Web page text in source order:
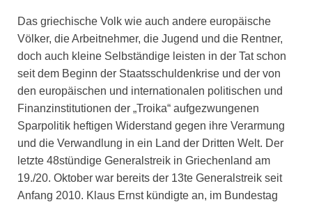
Das griechische Volk wie auch andere europäische
Völker, die Arbeitnehmer, die Jugend und die Rentner,
doch auch kleine Selbständige leisten in der Tat schon
seit dem Beginn der Staatsschuldenkrise und der von
den europäischen und internationalen politischen und
Finanzinstitutionen der „Troika“ aufgezwungenen
Sparpolitik heftigen Widerstand gegen ihre Verarmung
und die Verwandlung in ein Land der Dritten Welt. Der
letzte 48stündige Generalstreik in Griechenland am
19./20. Oktober war bereits der 13te Generalstreik seit
Anfang 2010. Klaus Ernst kündigte an, im Bundestag